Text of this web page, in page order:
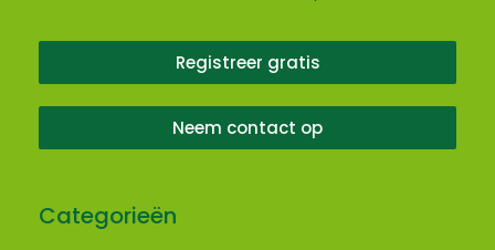
Registreer gratis
Neem contact op
Categorieën